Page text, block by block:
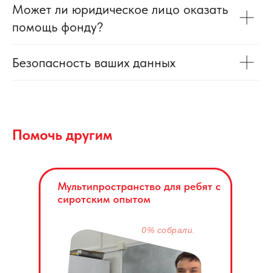
Может ли юридическое лицо оказать
помощь фонду?
Безопасность ваших данных
Помочь другим
Мультипространство для ребят с
сиротским опытом
0% собрали.